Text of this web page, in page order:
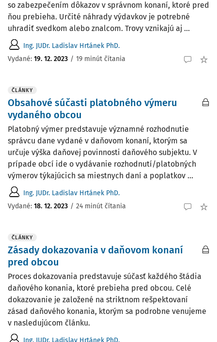
so zabezpečením dôkazov v správnom konaní, ktoré pred
ňou prebieha. Určité náhrady výdavkov je potrebné
uhradiť svedkom alebo znalcom. Trovy vznikajú aj ...
Ing. JUDr. Ladislav Hrtánek PhD.
Vydané: 19. 12. 2023 / 19 minút čítania
ČLÁNKY
Obsahové súčasti platobného výmeru
vydaného obcou
Platobný výmer predstavuje významné rozhodnutie
správcu dane vydané v daňovom konaní, ktorým sa
určuje výška daňovej povinnosti daňového subjektu. V
prípade obcí ide o vydávanie rozhodnutí/platobných
výmerov týkajúcich sa miestnych daní a poplatkov ...
Ing. JUDr. Ladislav Hrtánek PhD.
Vydané: 18. 12. 2023 / 24 minút čítania
ČLÁNKY
Zásady dokazovania v daňovom konaní
pred obcou
Proces dokazovania predstavuje súčasť každého štádia
daňového konania, ktoré prebieha pred obcou. Celé
dokazovanie je založené na striktnom rešpektovaní
zásad daňového konania, ktorým sa podrobne venujeme
v nasledujúcom článku.
Ing. JUDr. Ladislav Hrtánek PhD.